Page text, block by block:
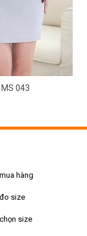
MS 043
hàng
size
size